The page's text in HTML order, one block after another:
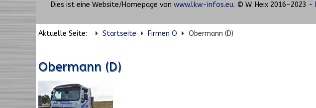
Dies ist eine Website/Homepage von www.lkw-infos.eu. © W. Heix 2016-2023 -
Aktuelle Seite: Startseite Firmen O Obermann (D)
Obermann (D)